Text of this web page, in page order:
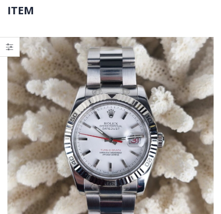
ITEM
Rolex Genève
18k
€ 4.000,00
Anel
€ 13.000,00
Abóbora LUIZ
FERREIRA
€ 11.000,00
Anel Leitão e
Irmão Uptown
€ 3.200,00
Rolex Lady
Precision
€ 2.700,00
Rolex Lady
Date 26
€ 3.500,00